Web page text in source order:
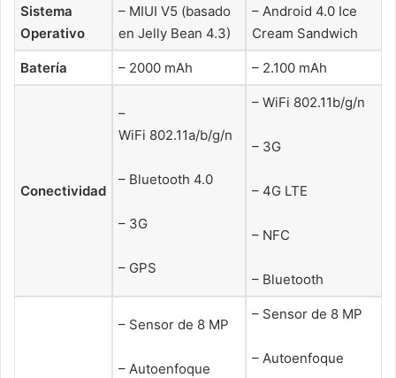
Sistema
Operativo
– MIUI V5 (basado
en Jelly Bean 4.3)
– Android 4.0 Ice
Cream Sandwich
Batería – 2000 mAh – 2.100 mAh
Conectividad
–
WiFi 802.11a/b/g/n
– Bluetooth 4.0
– 3G
– GPS
– WiFi 802.11b/g/n
– 3G
– 4G LTE
– NFC
– Bluetooth
– Sensor de 8 MP
– Autoenfoque
– Sensor de 8 MP
– Autoenfoque